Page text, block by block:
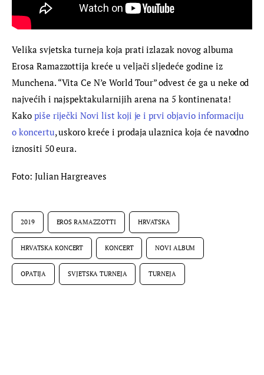
Velika svjetska turneja koja prati izlazak novog albuma
Erosa Ramazzottija kreće u veljači sljedeće godine iz
Munchena. “Vita Ce N’e World Tour” odvest će ga u neke od
najvećih i najspektakularnijih arena na 5 kontinenata!
Kako piše riječki Novi list koji je i prvi objavio informaciju
o koncertu, uskoro kreće i prodaja ulaznica koja će navodno
iznositi 50 eura.
Foto: Julian Hargreaves
2019 EROS RAMAZZOTTI HRVATSKA
HRVATSKA KONCERT KONCERT NOVI ALBUM
OPATIJA SVJETSKA TURNEJA TURNEJA